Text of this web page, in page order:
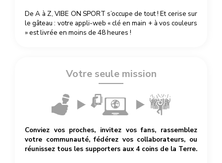
De A à Z, VIBE ON SPORT s’occupe de tout ! Et cerise sur
le gâteau : votre appli-web « clé en main + à vos couleurs
» est livrée en moins de 48 heures !
Votre seule mission
Conviez vos proches, invitez vos fans, rassemblez
votre communauté, fédérez vos collaborateurs, ou
réunissez tous les supporters aux 4 coins de la Terre.